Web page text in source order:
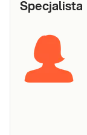
Specjalista